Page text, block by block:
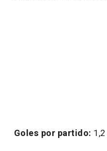
Goles por partido: